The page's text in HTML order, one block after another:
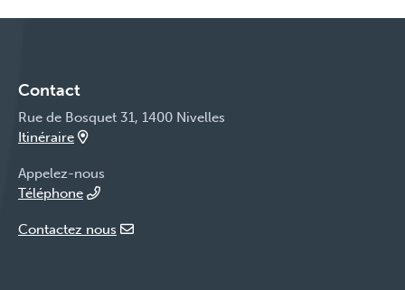
Contact
Rue de Bosquet 31, 1400 Nivelles
Itinéraire
Appelez-nous
Téléphone
Contactez nous